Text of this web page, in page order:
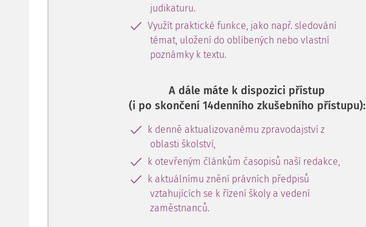
judikaturu.
Využít praktické funkce, jako např. sledování
témat, uložení do oblíbených nebo vlastní
poznámky k textu.
A dále máte k dispozici přístup
(i po skončení 14denního zkušebního přístupu):
k denně aktualizovanému zpravodajství z
oblasti školství,
k otevřeným článkům časopisů naší redakce,
k aktuálnímu znění právních předpisů
vztahujících se k řízení školy a vedení
zaměstnanců.